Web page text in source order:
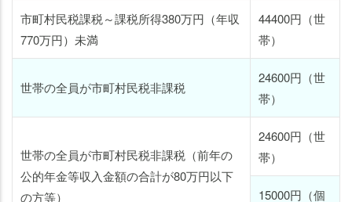
市町村民税課税～課税所得380万円（年収
770万円）未満
44400円（世
帯）
世帯の全員が市町村民税非課税
24600円（世
帯）
世帯の全員が市町村民税非課税（前年の
公的年金等収入金額の合計が80万円以下
の方等）
24600円（世
帯）
15000円（個